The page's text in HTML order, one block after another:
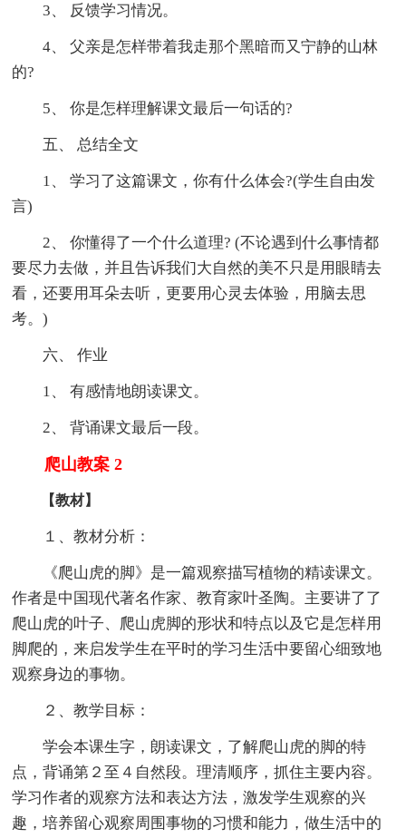
3、 反馈学习情况。
4、 父亲是怎样带着我走那个黑暗而又宁静的山林
的?
5、 你是怎样理解课文最后一句话的?
五、 总结全文
1、 学习了这篇课文，你有什么体会?(学生自由发
言)
2、 你懂得了一个什么道理? (不论遇到什么事情都
要尽力去做，并且告诉我们大自然的美不只是用眼睛去
看，还要用耳朵去听，更要用心灵去体验，用脑去思
考。)
六、 作业
1、 有感情地朗读课文。
2、 背诵课文最后一段。
爬山教案 2
【教材】
１、教材分析：
《爬山虎的脚》是一篇观察描写植物的精读课文。
作者是中国现代著名作家、教育家叶圣陶。主要讲了了
爬山虎的叶子、爬山虎脚的形状和特点以及它是怎样用
脚爬的，来启发学生在平时的学习生活中要留心细致地
观察身边的事物。
２、教学目标：
学会本课生字，朗读课文，了解爬山虎的脚的特
点，背诵第２至４自然段。理清顺序，抓住主要内容。
学习作者的观察方法和表达方法，激发学生观察的兴
趣，培养留心观察周围事物的习惯和能力，做生活中的